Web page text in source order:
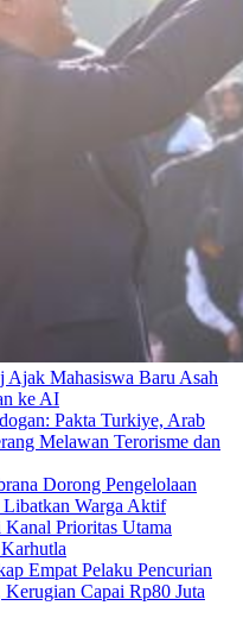
Ajak Mahasiswa Baru Asah
ke AI
Pakta Turkiye, Arab
Melawan Terorisme dan
Dorong Pengelolaan
Libatkan Warga Aktif
Kanal Prioritas Utama
Empat Pelaku Pencurian
Capai Rp80 Juta